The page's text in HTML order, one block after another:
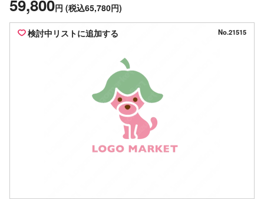
59,800円 (税込65,780円)
検討中リストに追加する No.21515